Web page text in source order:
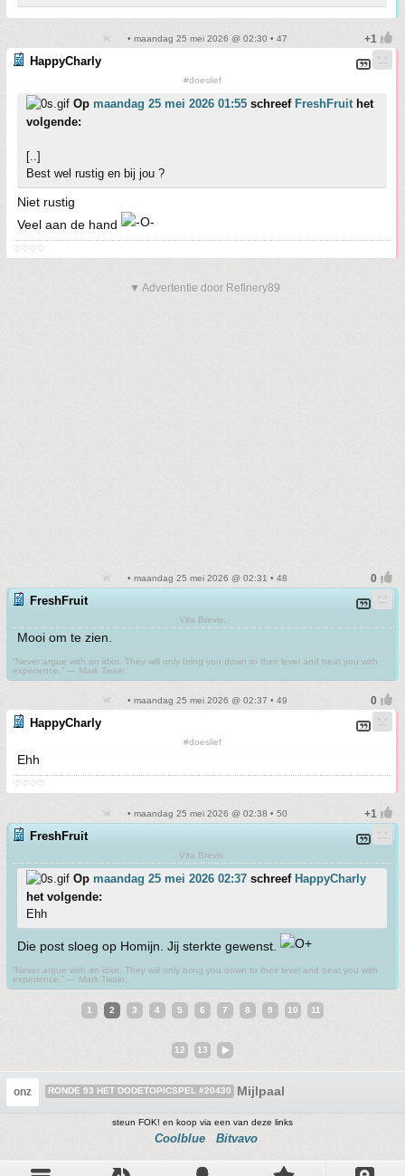
• maandag 25 mei 2026 @ 02:30 • 47
HappyCharly
#doeslief
Op maandag 25 mei 2026 01:55 schreef FreshFruithet
volgende:
[..]
Best wel rustig en bij jou ?
Niet rustig
Veel aan de hand
♡♡♡♡
▼ Advertentie door Refinery89
• maandag 25 mei 2026 @ 02:31 • 48
FreshFruit
Vita Brevis.
Mooi om te zien.
“Never argue with an idiot. They will only bring you down to their level and beat you with
experience.” ― Mark Twain.
• maandag 25 mei 2026 @ 02:37 • 49
HappyCharly
#doeslief
Ehh
♡♡♡♡
• maandag 25 mei 2026 @ 02:38 • 50
FreshFruit
Vita Brevis.
Op maandag 25 mei 2026 02:37 schreef HappyCharly
het volgende:
Ehh
Die post sloeg op Homijn. Jij sterkte gewenst.
“Never argue with an idiot. They will only bring you down to their level and beat you with
experience.” ― Mark Twain.
1 2 3 4 5 6 7 8 9 10 11
12 13
onz RONDE 93 HET DODETOPICSPEL #20430 Mijlpaal
steun FOK! en koop via een van deze links
Coolblue Bitvavo